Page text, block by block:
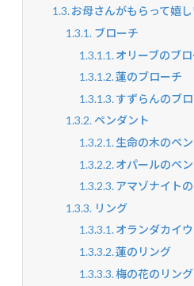
お母さんがもらって嬉
ブローチ
オリーブのブ
蓮のブローチ
すずらんのブ
ペンダント
生命の木のペ
オパールのペ
アマゾナイト
リング
オランダカイ
蓮のリング
梅の花のリング